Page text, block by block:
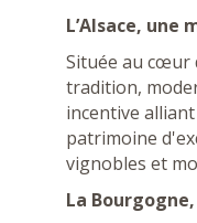
L’Alsace, une
Située au cœur
tradition,
incentive
patrimoine
vignobles et
La